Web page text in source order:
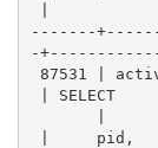
|
-------
-
87531 |
| SELECT
|     pid,